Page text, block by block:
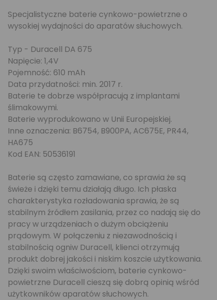
Specjalistyczne baterie cynkowo-powietrzne o
wysokiej wydajności do aparatów słuchowych.
Typ - Duracell DA 675
Napięcie: 1,4V
Pojemność: 610 mAh
Data przydatności: min. 2017 r.
Baterie te dobrze współpracują z implantami
ślimakowymi.
Baterie wyprodukowano w Unii Europejskiej.
Inne oznaczenia: B6754, B900PA, AC675E, PR44,
HA675
Kod EAN: 50536191
Baterie są często zamawiane, co sprawia że są
świeże i dzięki temu działają długo. Ich płaska
charakterystyka rozładowania sprawia, że są
stabilnym źródłem zasilania, przez co nadają się do
pracy w urządzeniach o dużym obciążeniu
prądowym. W połączeniu z niezawodnością i
stabilnością ogniw Duracell, klienci otrzymują
produkt dobrej jakości i niskim koszcie użytkowania.
Dzięki swoim właściwościom, baterie cynkowo-
powietrzne Duracell cieszą się dobrą opinią wśród
użytkowników aparatów słuchowych.